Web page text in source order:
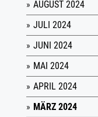
AUGUST 2024
JULI 2024
JUNI 2024
MAI 2024
APRIL 2024
MÄRZ 2024